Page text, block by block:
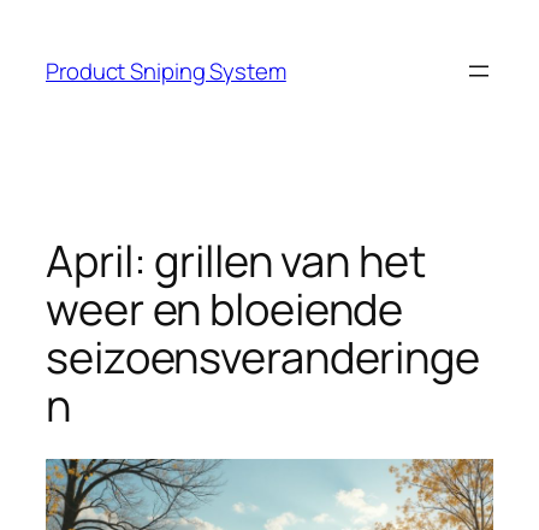
content
Product Sniping System
April: grillen van het
weer en bloeiende
seizoensveranderinge
n